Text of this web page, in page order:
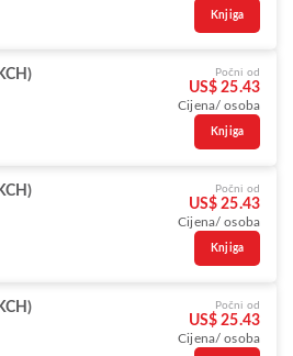
Knjiga
Počni od
US$ 25.43
Cijena/ osoba
Knjiga
Počni od
US$ 25.43
Cijena/ osoba
Knjiga
Počni od
US$ 25.43
Cijena/ osoba